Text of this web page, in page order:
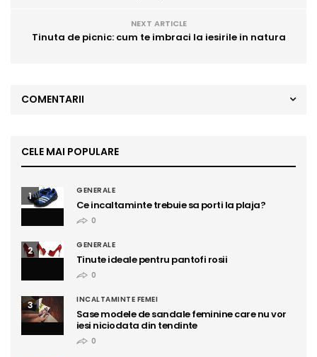
NEXT ARTICLE
Tinuta de picnic: cum te imbraci la iesirile in natura
COMENTARII
CELE MAI POPULARE
1 GENERALE
Ce incaltaminte trebuie sa porti la plaja?
0
2 GENERALE
Tinute ideale pentru pantofi rosii
0
3 INCALTAMINTE FEMEI
Sase modele de sandale feminine care nu vor
iesi niciodata din tendinte
0